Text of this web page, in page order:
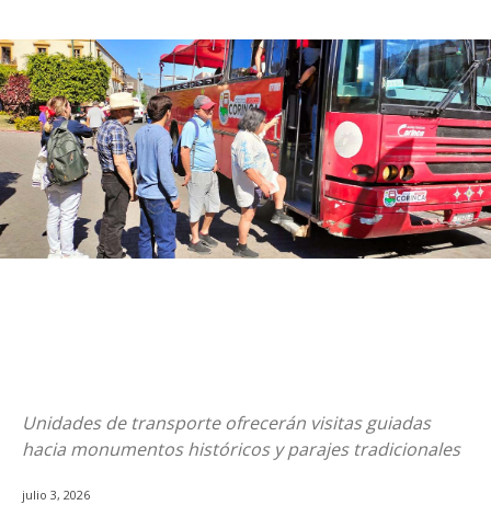
Unidades de transporte ofrecerán visitas guiadas
hacia monumentos históricos y parajes tradicionales
julio 3, 2026